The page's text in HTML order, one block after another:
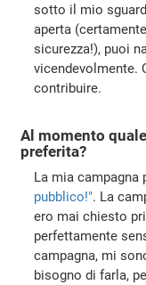
sotto il mio
aperta
sicurezza!), puoi
vicendevolmente.
contribuire.
Al momento
preferita?
La mia campagna
pubblico!". La
ero mai chiesto
perfettamente
campagna, mi
bisogno di farla,